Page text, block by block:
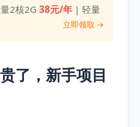
2核2G38元/年 | 轻量
立即领取 →
了，新手项目